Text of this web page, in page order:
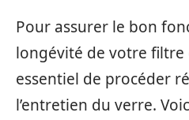
Pour assurer le bon
longévité de votre filtre
essentiel de procéder
l’entretien du verre.